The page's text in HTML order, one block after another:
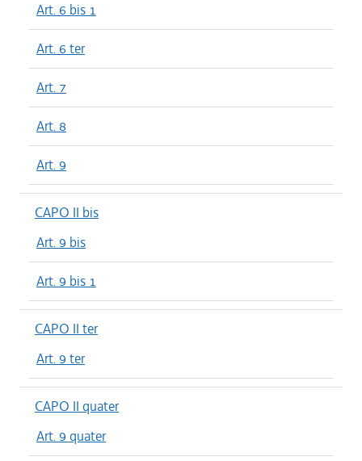
Art. 6 bis 1
Art. 6 ter
Art. 7
Art. 8
Art. 9
CAPO II bis
Art. 9 bis
Art. 9 bis 1
CAPO II ter
Art. 9 ter
CAPO II quater
Art. 9 quater